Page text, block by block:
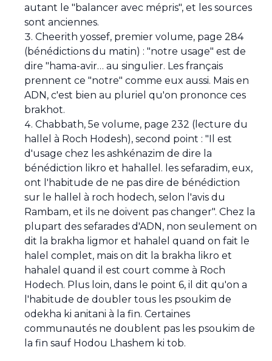
autant le "balancer avec mépris", et les sources
sont anciennes.
Cheerith yossef, premier volume, page 284
(bénédictions du matin) : "notre usage" est de
dire "hama-avir… au singulier. Les français
prennent ce "notre" comme eux aussi. Mais en
ADN, c'est bien au pluriel qu'on prononce ces
brakhot.
Chabbath, 5e volume, page 232 (lecture du
hallel à Roch Hodesh), second point : "Il est
d'usage chez les ashkénazim de dire la
bénédiction likro et hahallel. les sefaradim, eux,
ont l'habitude de ne pas dire de bénédiction
sur le hallel à roch hodech, selon l'avis du
Rambam, et ils ne doivent pas changer". Chez la
plupart des sefarades d'ADN, non seulement on
dit la brakha ligmor et hahalel quand on fait le
halel complet, mais on dit la brakha likro et
hahalel quand il est court comme à Roch
Hodech. Plus loin, dans le point 6, il dit qu'on a
l'habitude de doubler tous les psoukim de
odekha ki anitani à la fin. Certaines
communautés ne doublent pas les psoukim de
la fin sauf Hodou Lhashem ki tob.